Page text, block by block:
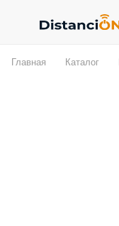
Главная Каталог